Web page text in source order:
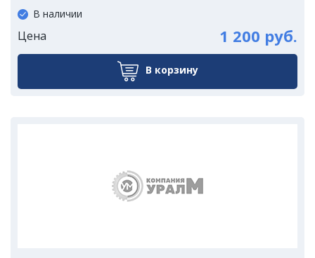
В наличии
Цена 1 200 руб.
В корзину